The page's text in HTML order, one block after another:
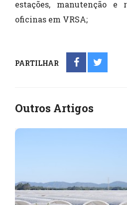
estações, manutenção e
oficinas em VRSA;
PARTILHAR
Outros Artigos